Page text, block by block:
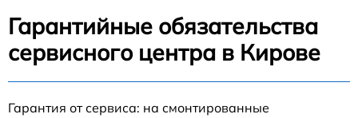
Гарантийные обязательства
сервисного центра в Кирове
Гарантия от сервиса: на смонтированные